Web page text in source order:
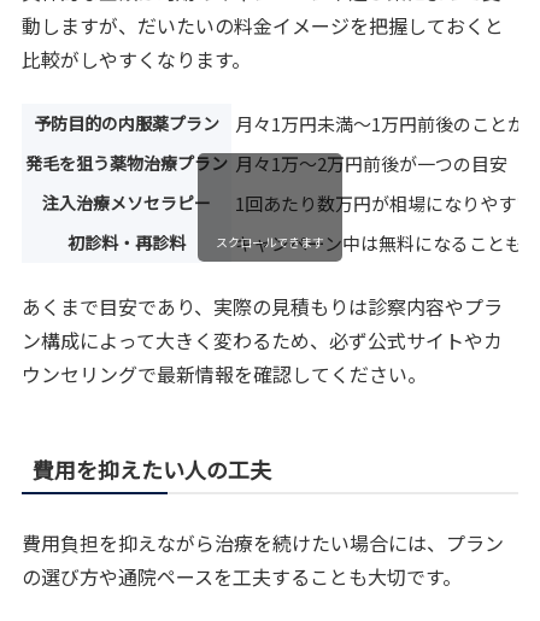
動しますが、だいたいの料金イメージを把握しておくと
比較がしやすくなります。
予防目的の内服薬プラン 月々1万円未満〜1万円前後のことが
発毛を狙う薬物治療プラン 月々1万〜2万円前後が一つの目安
注入治療メソセラピー 1回あたり数万円が相場になりやすい
初診料・再診料 キャンペーン中は無料になることも
スクロールできます
あくまで目安であり、実際の見積もりは診察内容やプラ
ン構成によって大きく変わるため、必ず公式サイトやカ
ウンセリングで最新情報を確認してください。
費用を抑えたい人の工夫
費用負担を抑えながら治療を続けたい場合には、プラン
の選び方や通院ペースを工夫することも大切です。